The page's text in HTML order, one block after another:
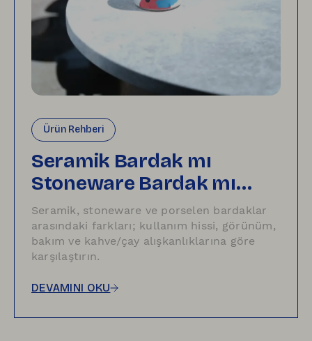
Ürün Rehberi
Seramik Bardak mı
Stoneware Bardak mı
Porselen Bardak mı?
Seramik, stoneware ve porselen bardaklar
arasındaki farkları; kullanım hissi, görünüm,
bakım ve kahve/çay alışkanlıklarına göre
karşılaştırın.
DEVAMINI OKU